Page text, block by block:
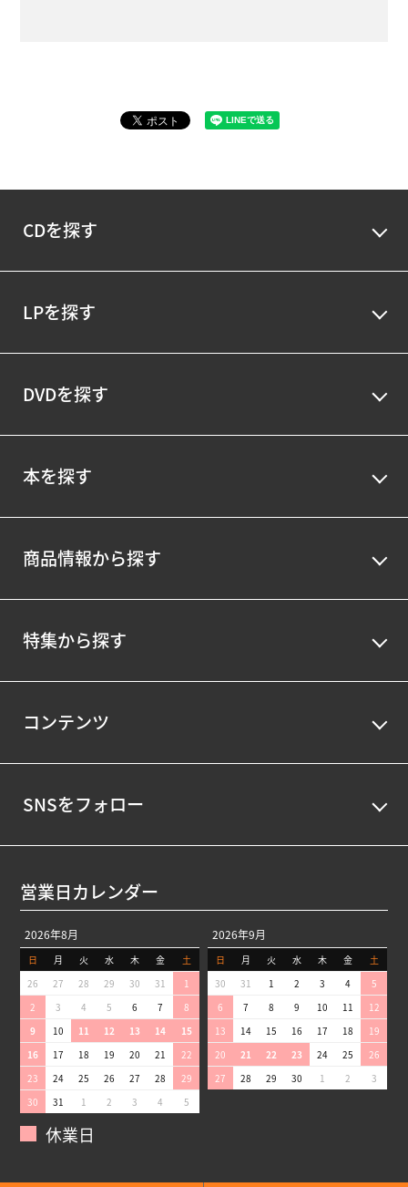
CDを探す
LPを探す
DVDを探す
本を探す
商品情報から探す
特集から探す
コンテンツ
SNSをフォロー
営業日カレンダー
2026年8月
日 月 火 水 木 金
土
26
27 28 29 30 31
1
2
3 4 5 6 7
8
9
10 11 12 13 14
15
16
17 18 19 20 21
22
23
24 25 26 27 28
29
30
31 1 2 3 4 5
2026年9月
日 月 火 水 木 金
土
30
31 1 2 3 4
5
6
7 8 9 10 11
12
13
14 15 16 17 18
19
20
21 22 23 24 25
26
27
28 29 30 1 2 3
休業日